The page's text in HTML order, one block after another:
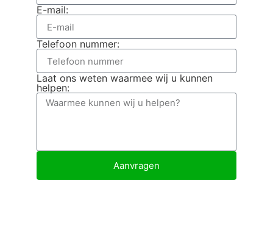
E-mail:
Telefoon nummer:
Laat ons weten waarmee wij u kunnen
helpen:
Aanvragen